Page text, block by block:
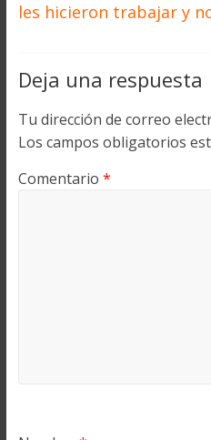
les hicieron trabajar y
Deja una respuesta
Tu dirección de correo
Los campos obligatorios
Comentario *